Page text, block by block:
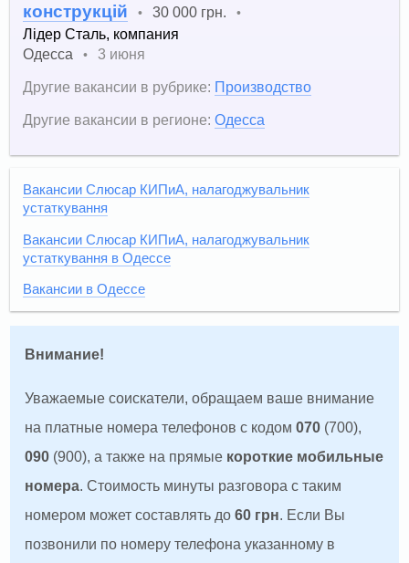
конструкцій
• 30 000 грн. •
Лідер Сталь, компания
Одесса
•
3 июня
Другие вакансии в рубрике: Производство
Другие вакансии в регионе: Одесса
Вакансии Слюсар КИПиА, налагоджувальник
устаткування
Вакансии Слюсар КИПиА, налагоджувальник
устаткування в Одессе
Вакансии в Одессе
Внимание!
Уважаемые соискатели, обращаем ваше внимание
на платные номера телефонов с кодом070 (700),
090 (900), а также на прямые короткие мобильные
номера. Стоимость минуты разговора с таким
номером может составлять до60 грн. Если Вы
позвонили по номеру телефона указанному в